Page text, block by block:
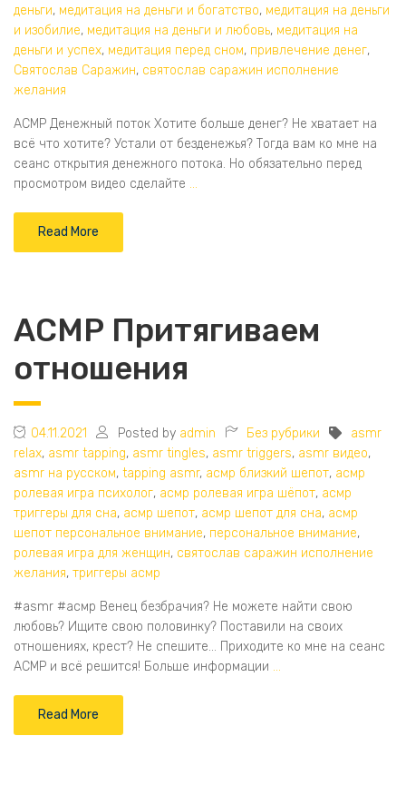
деньги, медитация на деньги и богатство, медитация на деньги
и изобилие, медитация на деньги и любовь, медитация на
деньги и успех, медитация перед сном, привлечение денег,
Святослав Саражин, святослав саражин исполнение
желания
АСМР Денежный поток Хотите больше денег? Не хватает на
всё что хотите? Устали от безденежья? Тогда вам ко мне на
сеанс открытия денежного потока. Но обязательно перед
просмотром видео сделайте …
Read More
АСМР Притягиваем
отношения
04.11.2021 Posted by admin Без рубрики
asmr
relax, asmr tapping, asmr tingles, asmr triggers, asmr видео,
asmr на русском, tapping asmr, асмр близкий шепот, асмр
ролевая игра психолог, асмр ролевая игра шёпот, асмр
триггеры для сна, асмр шепот, асмр шепот для сна, асмр
шепот персональное внимание, персональное внимание,
ролевая игра для женщин, святослав саражин исполнение
желания, триггеры асмр
#asmr #асмр Венец безбрачия? Не можете найти свою
любовь? Ищите свою половинку? Поставили на своих
отношениях, крест? Не спешите… Приходите ко мне на сеанс
АСМР и всё решится! Больше информации …
Read More